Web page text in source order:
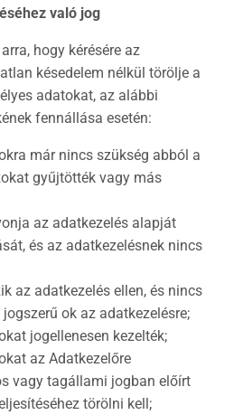
való jog
hogy kérésére az
késedelem nélkül törölje a
adatokat, az alábbi
fennállása esetén:
már nincs szükség abból a
gyűjtötték vagy más
az adatkezelés alapját
és az adatkezelésnek nincs
az adatkezelés ellen, és nincs
ok az adatkezelésre;
jogellenesen kezelték;
az Adatkezelőre
vagy tagállami jogban előírt
törölni kell;